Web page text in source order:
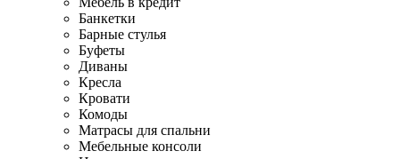
Банкетки
Барные стулья
Буфеты
Диваны
Кресла
Кровати
Комоды
Матрасы для спальни
Мебельные консоли